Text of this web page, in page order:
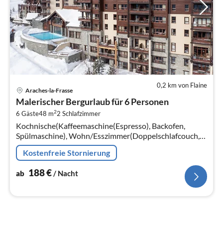
0,2 km von Flaine
Araches-la-Frasse
Malerischer Bergurlaub für 6 Personen
6 Gäste48 m22 Schlafzimmer
Kochnische(Kaffeemaschine(Espresso), Backofen,
Spülmaschine), Wohn/Esszimmer(Doppelschlafcouch,
TV, Sitzecke), Schlafzimmer(Einzelbett, Einzelbett),
Schlafzimmer(Doppelbett)
Kostenfreie Stornierung
ab 188€/ Nacht